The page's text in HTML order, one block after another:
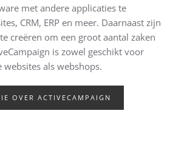
met andere applicaties te
CRM, ERP en meer. Daarnaast zijn
creëren om een groot aantal zaken
is zowel geschikt voor
als webshops.
OVER ACTIVECAMPAIGN